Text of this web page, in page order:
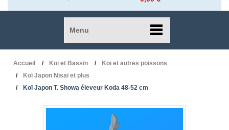
Menu
Accueil Koi et Bassin
Koï et autres poissons
Koï Japon Nisaï et plus
Koï Japon T. Showa éleveur Koda 48-52 cm